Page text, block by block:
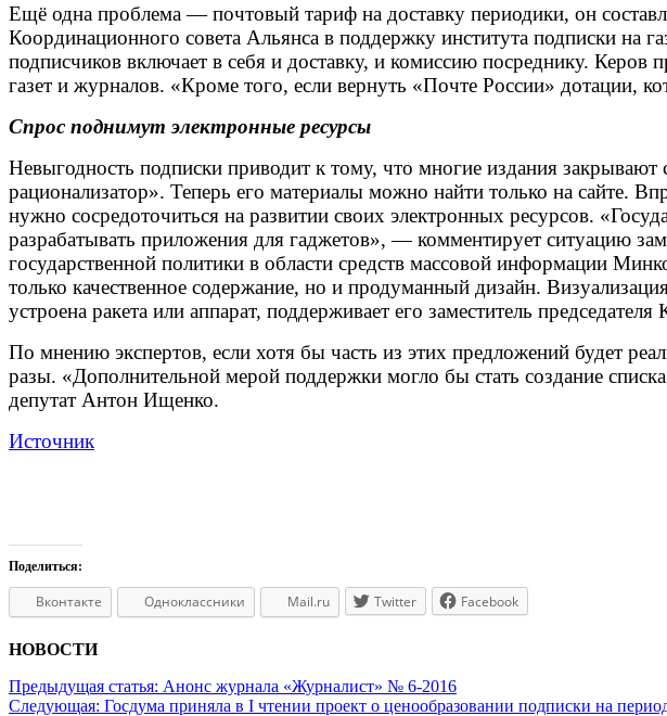
Ещё одна проблема — почтовый тариф на доставку периодики, он
Координационного совета Альянса в поддержку института подписки на
подписчиков включает в себя и доставку, и комиссию посреднику. Керов
газет и журналов. «Кроме того, если вернуть «Почте России» дотации,
Спрос поднимут электронные ресурсы
Невыгодность подписки приводит к тому, что многие издания
рационализатор». Теперь его материалы можно найти только на
нужно сосредоточиться на развитии своих электронных ресурсов.
разрабатывать приложения для гаджетов», — комментирует ситуацию
государственной политики в области средств массовой информации
только качественное содержание, но и продуманный дизайн.
устроена ракета или аппарат, поддерживает его заместитель
По мнению экспертов, если хотя бы часть из этих предложений будет
разы. «Дополнительной мерой поддержки могло бы стать создание
депутат Антон Ищенко.
Источник
Поделиться:
Вконтакте Одноклассники Mail.ru Twitter Facebook
НОВОСТИ
Предыдущая статья: Анонс журнала «Журналист» № 6-2016
Следующая: Госдума приняла в I чтении проект о ценообразовании подписки на